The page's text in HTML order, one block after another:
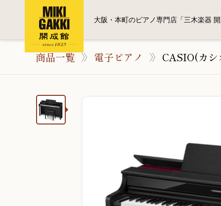
大阪・本町のピアノ専門店「三木楽器 開
商品一覧 電子ピアノ CASIO(カシ